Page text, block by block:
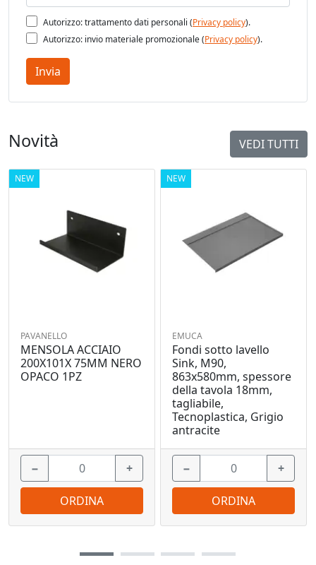
Autorizzo: trattamento dati personali (Privacy policy).
Autorizzo: invio materiale promozionale (Privacy policy).
Invia
Novità VEDI TUTTI
NEW
PAVANELLO
MENSOLA ACCIAIO
200X101X 75MM NERO
OPACO 1PZ
− +
ORDINA
NEW
EMUCA
Fondi sotto lavello
Sink, M90,
863x580mm, spessore
della tavola 18mm,
tagliabile,
Tecnoplastica, Grigio
antracite
− +
ORDINA